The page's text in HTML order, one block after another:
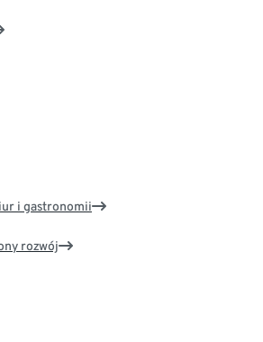
i gastronomii
rozwój